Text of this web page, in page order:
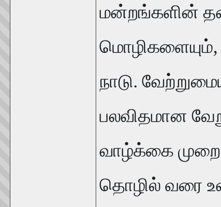
மன்றங்களின்
நாடு.
பலவிதமான
வாழ்க்கை
தொழில் வரை